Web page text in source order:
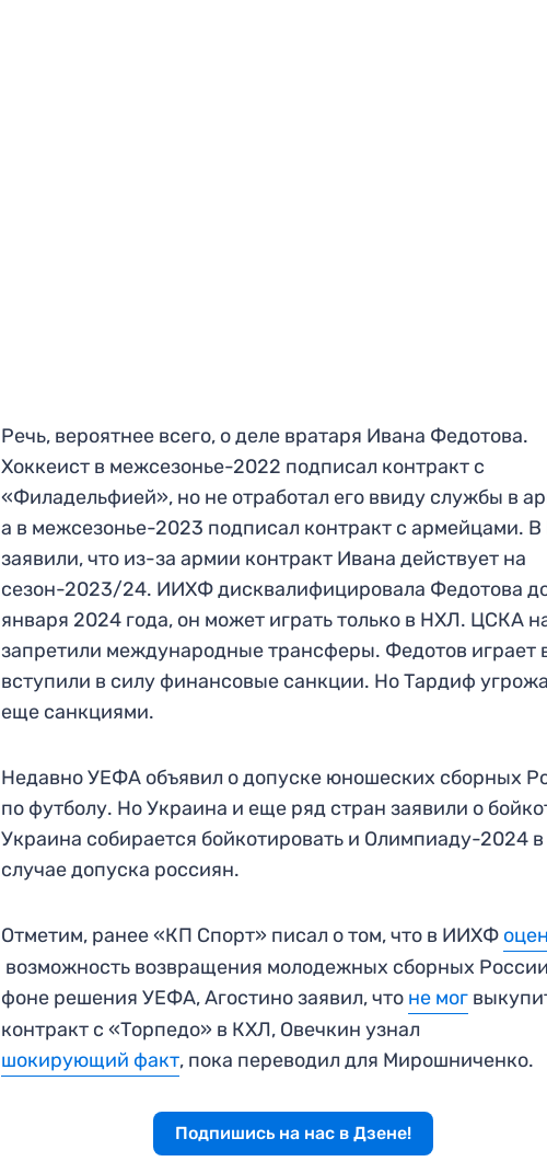
Речь, вероятнее всего, о деле вратаря Ивана Федотова.
Хоккеист в межсезонье-2022 подписал контракт с
«Филадельфией», но не отработал его ввиду службы в
а в межсезонье-2023 подписал контракт с армейцами.
заявили, что из-за армии контракт Ивана действует на
сезон-2023/24. ИИХФ дисквалифицировала Федотова
января 2024 года, он может играть только в НХЛ. ЦСКА
запретили международные трансферы. Федотов играет
вступили в силу финансовые санкции. Но Тардиф
еще санкциями.
Недавно УЕФА объявил о допуске юношеских сборных
по футболу. Но Украина и еще ряд стран заявили о
Украина собирается бойкотировать и Олимпиаду-2024 в
случае допуска россиян.
Отметим, ранее «КП Спорт» писал о том, что в ИИХФ
возможность возвращения молодежных сборных
фоне решения УЕФА, Агостино заявил, что не мог
контракт с «Торпедо» в КХЛ, Овечкин узнал
шокирующий факт, пока переводил для Мирошниченко.
Подпишись на нас в Дзене!